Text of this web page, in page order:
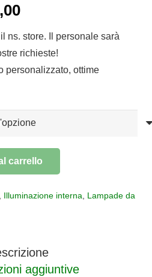
Fascia
prezzo:
da
€406,00
€467,00
ns. store. Il personale sarà
richieste!
personalizzato, ottime
carrello
Illuminazione interna, Lampade da
aggiuntive